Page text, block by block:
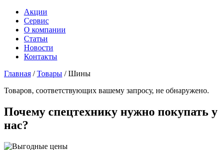
Акции
Сервис
О компании
Статьи
Новости
Контакты
Главная /Товары /Шины
Товаров, соответствующих вашему запросу, не обнаружено.
Почему спецтехнику нужно покупать у
нас?